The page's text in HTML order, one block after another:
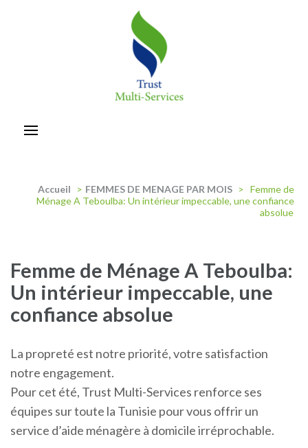
Accueil > FEMMES DE MENAGE PAR MOIS > Femme de
Ménage A Teboulba: Un intérieur impeccable, une confiance
absolue
Femme de Ménage A Teboulba:
Un intérieur impeccable, une
confiance absolue
La propreté est notre priorité, votre satisfaction
notre engagement.
Pour cet été, Trust Multi-Services renforce ses
équipes sur toute la Tunisie pour vous offrir un
service d’aide ménagère à domicile irréprochable.